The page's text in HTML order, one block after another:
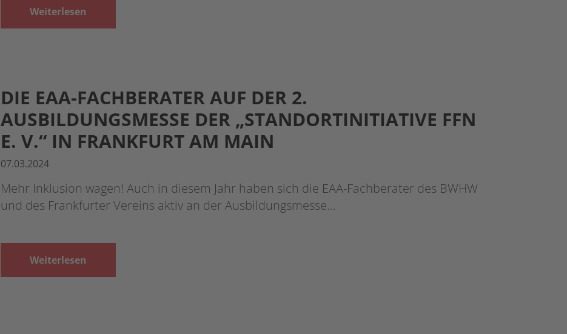
Weiterlesen
DIE EAA-FACHBERATER AUF DER 2.
AUSBILDUNGSMESSE DER „STANDORTINITIATIVE FFN
E. V.“ IN FRANKFURT AM MAIN
07.03.2024
Mehr Inklusion wagen! Auch in diesem Jahr haben sich die EAA-Fachberater des BWHW
und des Frankfurter Vereins aktiv an der Ausbildungsmesse…
Weiterlesen